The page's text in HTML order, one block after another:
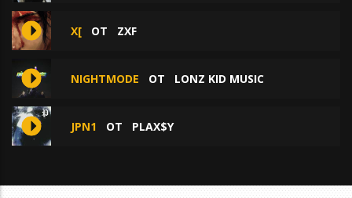
X[ ОТ ZXF
NIGHTMODE ОТ LONZ KID MUSIC
JPN1 ОТ PLAX$Y